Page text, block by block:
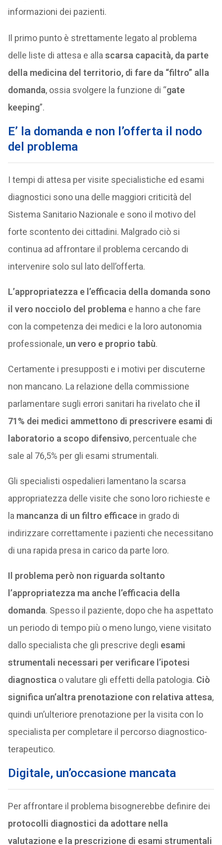
informazioni dei pazienti.
Il primo punto è strettamente legato al problema
delle liste di attesa e alla scarsa capacità, da parte
della medicina del territorio, di fare da “filtro” alla
domanda, ossia svolgere la funzione di “gate
keeping”.
E’ la domanda e non l’offerta il nodo
del problema
I tempi di attesa per visite specialistiche ed esami
diagnostici sono una delle maggiori criticità del
Sistema Sanitario Nazionale e sono il motivo del
forte scontento dei cittadini. Malgrado ciò si
continua ad affrontare il problema cercando di
intervenire solo sul lato dell’offerta.
L’appropriatezza e l’efficacia della domanda sono
il vero nocciolo del problema e hanno a che fare
con la competenza dei medici e la loro autonomia
professionale, un vero e proprio tabù.
Certamente i presupposti e i motivi per discuterne
non mancano. La relazione della commissione
parlamentare sugli errori sanitari ha rivelato che il
71% dei medici ammettono di prescrivere esami di
laboratorio a scopo difensivo, percentuale che
sale al 76,5% per gli esami strumentali.
Gli specialisti ospedalieri lamentano la scarsa
appropriatezza delle visite che sono loro richieste e
la mancanza di un filtro efficacein grado di
indirizzare correttamente i pazienti che necessitano
di una rapida presa in carico da parte loro.
Il problema però non riguarda soltanto
l’appropriatezza ma anche l’efficacia della
domanda. Spesso il paziente, dopo che ha aspettato
un periodo di tempo più o meno lungo, viene visitato
dallo specialista che gli prescrive degli esami
strumentali necessari per verificare l’ipotesi
diagnostica o valutare gli effetti della patologia. Ciò
significa un’altra prenotazione con relativa attesa,
quindi un’ulteriore prenotazione per la visita con lo
specialista per completare il percorso diagnostico-
terapeutico.
Digitale, un’occasione mancata
Per affrontare il problema bisognerebbe definire dei
protocolli diagnostici da adottare nella
valutazione e la prescrizione di esami strumentali